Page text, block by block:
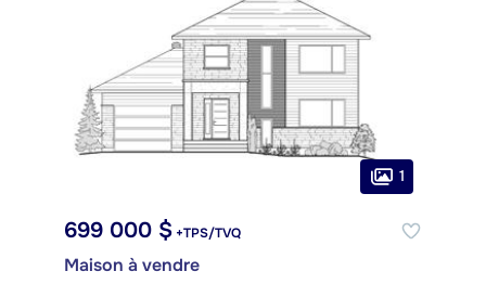
1
699 000 $ +TPS/TVQ
Maison à vendre